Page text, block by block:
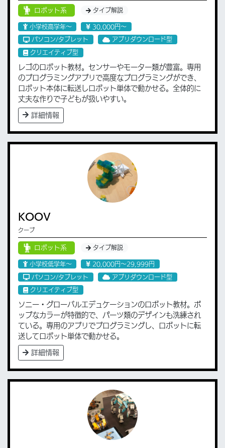
ロボット系 タイプ解説
小学校高学年〜 30,000円〜
パソコン/タブレット アプリダウンロード型
クリエイティブ型
レゴのロボット教材。センサーやモーター類が豊富。専用
のプログラミングアプリで高度なプログラミングができ、
ロボット本体に転送しロボット単体で動かせる。全体的に
丈夫な作りで子どもが扱いやすい。
詳細情報
KOOV
クーブ
ロボット系 タイプ解説
小学校低学年〜 20,000円〜29,999円
パソコン/タブレット アプリダウンロード型
クリエイティブ型
ソニー・グローバルエデュケーションのロボット教材。ポ
ップなカラーが特徴的で、パーツ類のデザインも洗練され
ている。専用のアプリでプログラミングし、ロボットに転
送してロボット単体で動かせる。
詳細情報